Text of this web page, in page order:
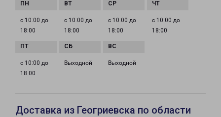
с 10:00 до
18:00
с 10:00 до
18:00
с 10:00 до
18:00
с 10:00 до
18:00
с 10:00 до
18:00
Выходной Выходной
Доставка из Геогриевска по области